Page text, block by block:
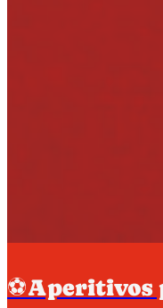
⚽Aperitivos